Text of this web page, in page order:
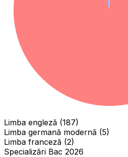
Limba engleză (187)
Limba germană modernă (5)
Limba franceză (2)
Specializări Bac 2026